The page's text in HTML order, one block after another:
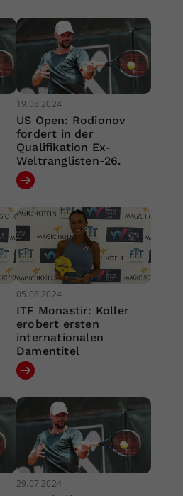
19.08.2024
US Open: Rodionov
fordert in der
Qualifikation Ex-
Weltranglisten-26.
05.08.2024
ITF Monastir: Koller
erobert ersten
internationalen
Damentitel
29.07.2024